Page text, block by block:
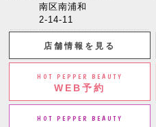
南区南浦和
2-14-11
店舗情報を見る
HOT PEPPER BEAUTY
WEB予約
HOT PEPPER BEAUTY